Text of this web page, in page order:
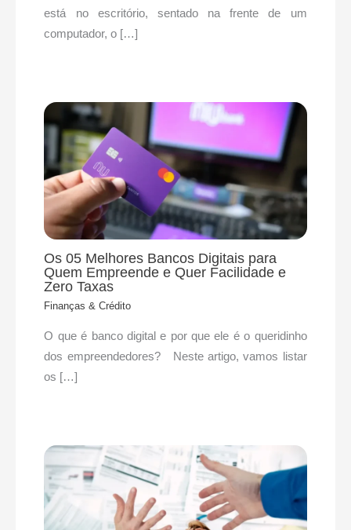
está no escritório, sentado na frente de um
computador, o […]
Os 05 Melhores Bancos Digitais para
Quem Empreende e Quer Facilidade e
Zero Taxas
Finanças & Crédito
O que é banco digital e por que ele é o queridinho
dos empreendedores? Neste artigo, vamos listar
os […]